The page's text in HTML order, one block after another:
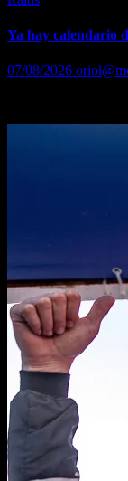
Ya hay calendario
07/08/2026